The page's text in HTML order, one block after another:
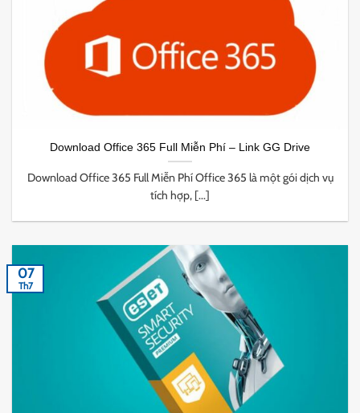
Download Office 365 Full Miễn Phí – Link GG Drive
Download Office 365 Full Miễn Phí Office 365 là một gói dịch vụ
tích hợp, [...]
07
Th7